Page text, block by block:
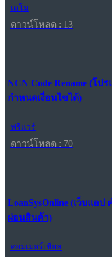
เดโม
ดาวน์โหลด : 13
NCN Code Rename (โ
กำหนดเงื่อนไขได้)
ฟรีแวร์
ดาวน์โหลด : 70
LoanSysOnline (เว็บแอ
ผ่อนสินค้า)
คอมเมอร์เชียล